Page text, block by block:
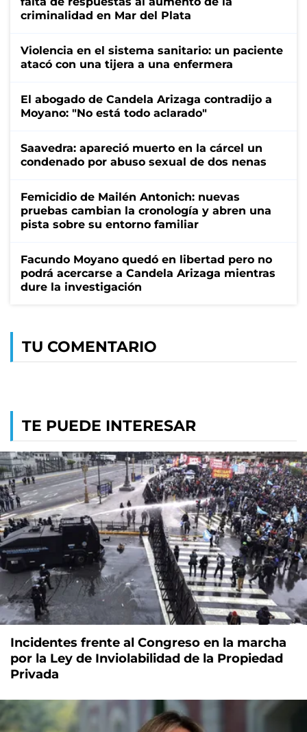
criminalidad en Mar del Plata
Violencia en el sistema sanitario: un paciente
atacó con una tijera a una enfermera
El abogado de Candela Arizaga contradijo a
Moyano: "No está todo aclarado"
Saavedra: apareció muerto en la cárcel un
condenado por abuso sexual de dos nenas
Femicidio de Mailén Antonich: nuevas
pruebas cambian la cronología y abren una
pista sobre su entorno familiar
Facundo Moyano quedó en libertad pero no
podrá acercarse a Candela Arizaga mientras
dure la investigación
TU COMENTARIO
TE PUEDE INTERESAR
Incidentes frente al Congreso en la marcha
por la Ley de Inviolabilidad de la Propiedad
Privada